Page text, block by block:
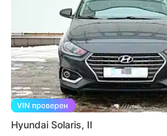
Hyundai Solaris, II